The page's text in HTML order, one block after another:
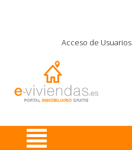
Acceso de Usuarios